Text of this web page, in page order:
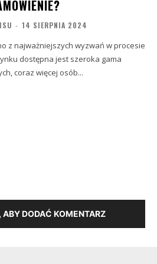
- 14 SIERPNIA 2024
z najważniejszych wyzwań w procesie
dostępna jest szeroka gama
coraz więcej osób...
DODAĆ KOMENTARZ